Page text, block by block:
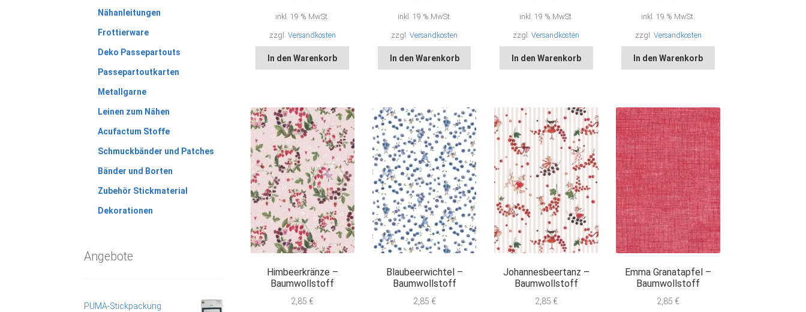
inkl. 19 % MwSt.
zzgl. Versandkosten
In den Warenkorb
inkl. 19 % MwSt.
zzgl.Versandkosten
In den Warenkorb
inkl. 19 % MwSt.
zzgl.Versandkosten
In den Warenkorb
inkl. 19 % MwSt.
zzgl. Versandkosten
In den Warenkorb
Himbeerkränze –
Baumwollstoff
2,85 €
Blaubeerwichtel –
Baumwollstoff
2,85 €
Johannesbeertanz –
Baumwollstoff
2,85 €
Emma Granatapfel –
Baumwollstoff
2,85 €
Nähanleitungen
Frottierware
Deko Passepartouts
Passepartoutkarten
Metallgarne
Leinen zum Nähen
Acufactum Stoffe
Schmuckbänder und Patches
Bänder und Borten
Zubehör Stickmaterial
Dekorationen
Angebote
PUMA-Stickpackung